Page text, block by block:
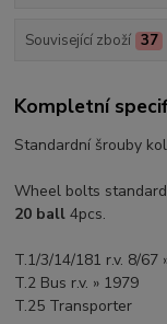
Související zboží 37
Kompletní
Standardní šrouby
Wheel bolts
20 ball4pcs.
T.1/3/14/181 r.v. 8/67
T.2 Bus r.v. » 1979
T.25 Transporter